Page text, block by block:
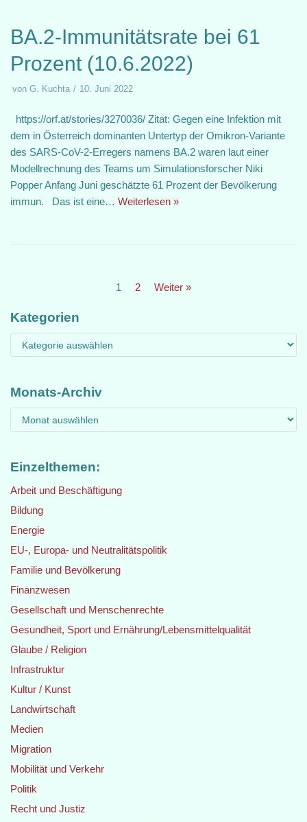
BA.2-Immunitätsrate bei 61
Prozent (10.6.2022)
von G. Kuchta 10. Juni 2022
https://orf.at/stories/3270036/ Zitat: Gegen eine Infektion mit
dem in Österreich dominanten Untertyp der Omikron-Variante
des SARS-CoV-2-Erregers namens BA.2 waren laut einer
Modellrechnung des Teams um Simulationsforscher Niki
Popper Anfang Juni geschätzte 61 Prozent der Bevölkerung
immun. Das ist eine… Weiterlesen »
1 2 Weiter »
Kategorien
Monats-Archiv
Einzelthemen:
Arbeit und Beschäftigung
Bildung
Energie
EU-, Europa- und Neutralitätspolitik
Familie und Bevölkerung
Finanzwesen
Gesellschaft und Menschenrechte
Gesundheit, Sport und Ernährung/Lebensmittelqualität
Glaube / Religion
Infrastruktur
Kultur / Kunst
Landwirtschaft
Medien
Migration
Mobilität und Verkehr
Politik
Recht und Justiz